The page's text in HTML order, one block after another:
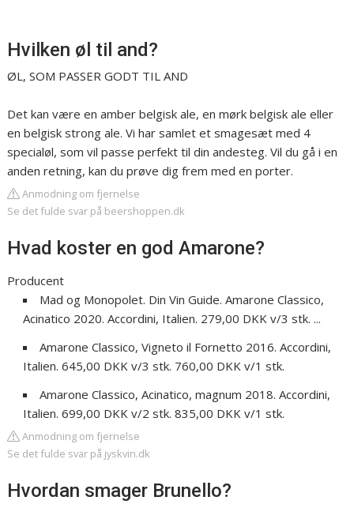
Hvilken øl til and?
ØL, SOM PASSER GODT TIL AND
Det kan være en amber belgisk ale, en mørk belgisk ale eller
en belgisk strong ale. Vi har samlet et smagesæt med 4
specialøl, som vil passe perfekt til din andesteg. Vil du gå i en
anden retning, kan du prøve dig frem med en porter.
Anmodning om fjernelse
Se det fulde svar på beershoppen.dk
Hvad koster en god Amarone?
Producent
Mad og Monopolet. Din Vin Guide. Amarone Classico,
Acinatico 2020. Accordini, Italien. 279,00 DKK v/3 stk. ...
Amarone Classico, Vigneto il Fornetto 2016. Accordini,
Italien. 645,00 DKK v/3 stk. 760,00 DKK v/1 stk.
Amarone Classico, Acinatico, magnum 2018. Accordini,
Italien. 699,00 DKK v/2 stk. 835,00 DKK v/1 stk.
Anmodning om fjernelse
Se det fulde svar på jyskvin.dk
Hvordan smager Brunello?